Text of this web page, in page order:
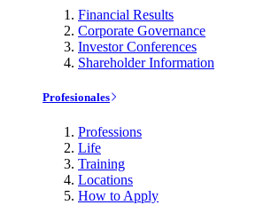
Financial Results
Corporate Governance
Investor Conferences
Shareholder Information
Profesionales
Professions
Life
Training
Locations
How to Apply